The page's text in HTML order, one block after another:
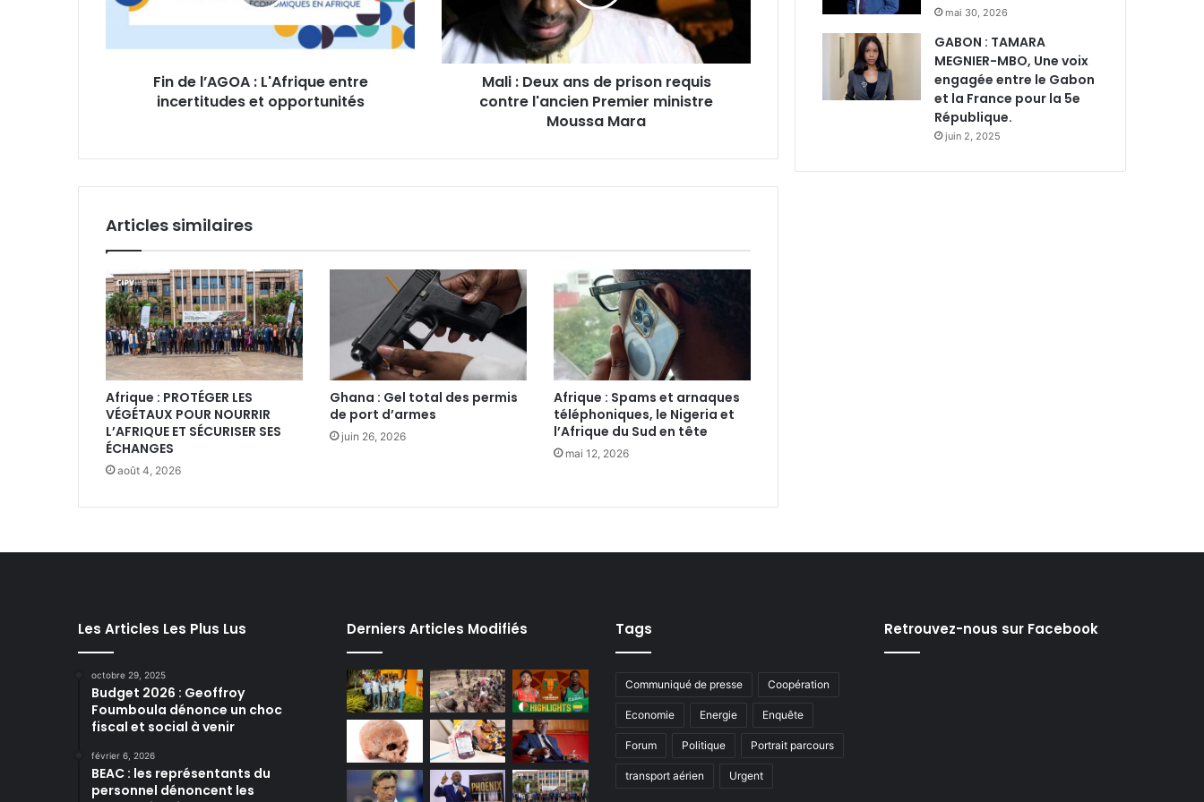
entre
incertitudes
Fin de l’AGOA : L'Afrique entre
incertitudes et opportunités
requis
contre
l'ancien
Premier
ministre
Mali : Deux ans de prison requis
contre l'ancien Premier ministre
Moussa Mara
Articles similaires
Afrique : PROTÉGER LES
VÉGÉTAUX POUR NOURRIR
L’AFRIQUE ET SÉCURISER SES
ÉCHANGES
août 4, 2026
Ghana : Gel total des permis
de port d’armes‎
juin 26, 2026
Afrique : Spams et arnaques
téléphoniques, le Nigeria et
l’Afrique du Sud en tête
mai 12, 2026
mai 30, 2026
GABON : TAMARA
MEGNIER-MBO, Une voix
engagée entre le Gabon
et la France pour la 5e
République.
juin 2, 2025
Les Articles Les Plus Lus
octobre 29, 2025
Budget 2026 : Geoffroy
Foumboula dénonce un choc
fiscal et social à venir
février 6, 2026
BEAC : les représentants du
personnel dénoncent les
Derniers Articles Modifiés Tags
Communiqué de presse Coopération
Economie Energie Enquête
Forum Politique Portrait parcours
transport aérien Urgent
Retrouvez-nous sur Facebook